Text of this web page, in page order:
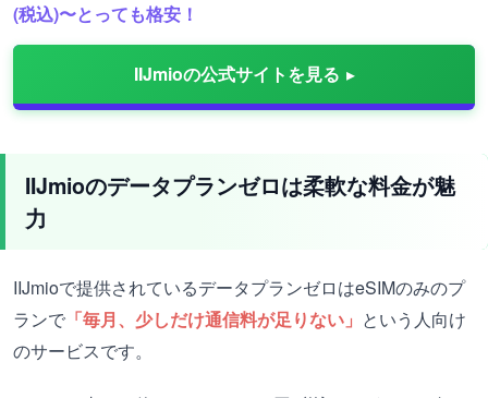
(税込)〜とっても格安！
IIJmioの公式サイトを見る
IIJmioのデータプランゼロは柔軟な料金が魅
力
IIJmioで提供されているデータプランゼロはeSIMのみのプ
ランで 「毎月、少しだけ通信料が足りない」 という人向け
のサービスです。